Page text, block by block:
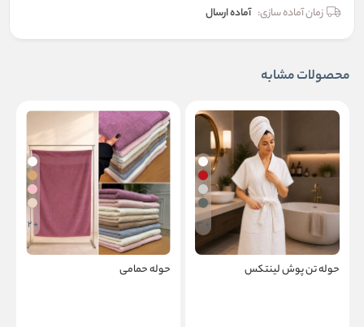
زمان آماده سازی: آماده ارسال
محصولات مشابه
+ 3
حوله تن پوش لینتکس
+ 2
حوله حمامی